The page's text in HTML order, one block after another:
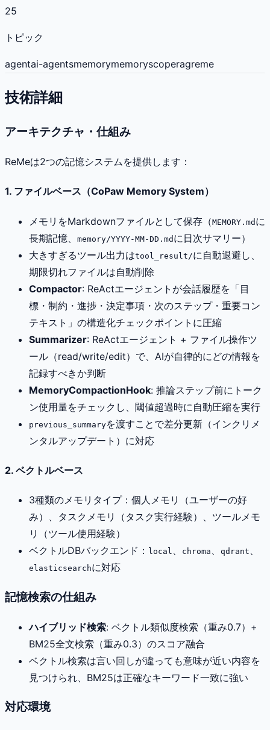
25
トピック
agentai-agentsmemorymemoryscoperagreme
技術詳細
アーキテクチャ・仕組み
ReMeは2つの記憶システムを提供します：
1. ファイルベース（CoPaw Memory System）
メモリをMarkdownファイルとして保存（MEMORY.md に
長期記憶、
memory/YYYY-MM-DD.md に日次サマリー）
大きすぎるツール出力はtool_result/に自動退避し、
期限切れファイルは自動削除
Compactor: ReActエージェントが会話履歴を「目
標・制約・進捗・決定事項・次のステップ・重要コン
テキスト」の構造化チェックポイントに圧縮
Summarizer: ReActエージェント + ファイル操作ツ
ール（read/write/edit）で、AIが自律的にどの情報を
記録すべきか判断
MemoryCompactionHook: 推論ステップ前にトーク
ン使用量をチェックし、閾値超過時に自動圧縮を実行
previous_summaryを渡すことで差分更新（インクリメ
ンタルアップデート）に対応
2. ベクトルベース
3種類のメモリタイプ：個人メモリ（ユーザーの好
み）、タスクメモリ（タスク実行経験）、ツールメモ
リ（ツール使用経験）
ベクトルDBバックエンド： local 、 chroma 、 qdrant 、
elasticsearchに対応
記憶検索の仕組み
ハイブリッド検索: ベクトル類似度検索（重み0.7）+
BM25全文検索（重み0.3）のスコア融合
ベクトル検索は言い回しが違っても意味が近い内容を
見つけられ、BM25は正確なキーワード一致に強い
対応環境